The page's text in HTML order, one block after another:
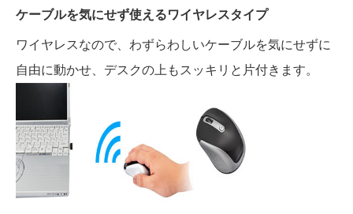
ケーブルを気にせず使えるワイヤレスタイプ
ワイヤレスなので、わずらわしいケーブルを気にせずに
自由に動かせ、デスクの上もスッキリと片付きます。